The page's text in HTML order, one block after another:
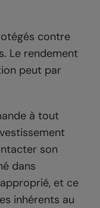
contre
Le rendement
peut par
à tout
son
dans
et ce
inhérents au